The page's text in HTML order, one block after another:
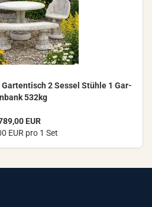
2 Ses­sel Stüh­le 1 Gar­
532kg
EUR
EUR pro 1 Set